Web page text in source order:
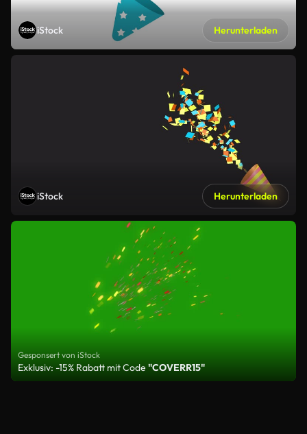
iStock Herunterladen
iStock Herunterladen
Gesponsert von iStock
Exklusiv: -15% Rabatt mit Code "COVERR15"